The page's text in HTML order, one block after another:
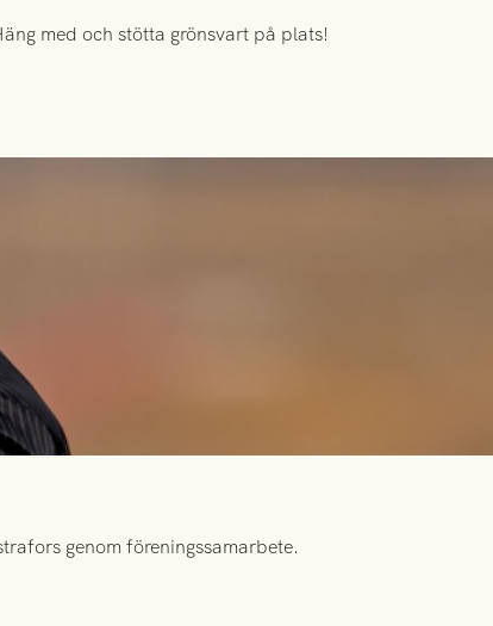
med och stötta grönsvart på plats!
genom föreningssamarbete.